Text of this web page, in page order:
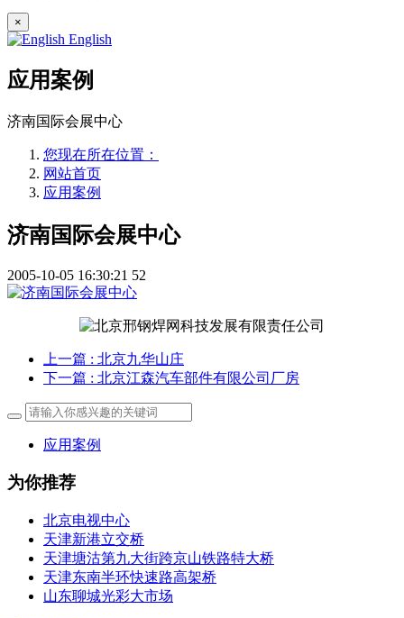
×
English
应用案例
济南国际会展中心
您现在所在位置：
网站首页
应用案例
济南国际会展中心
2005-10-05 16:30:21 52
上一篇 : 北京九华山庄
下一篇 : 北京江森汽车部件有限公司厂房
应用案例
为你推荐
北京电视中心
天津新港立交桥
天津塘沽第九大街跨京山铁路特大桥
天津东南半环快速路高架桥
山东聊城光彩大市场